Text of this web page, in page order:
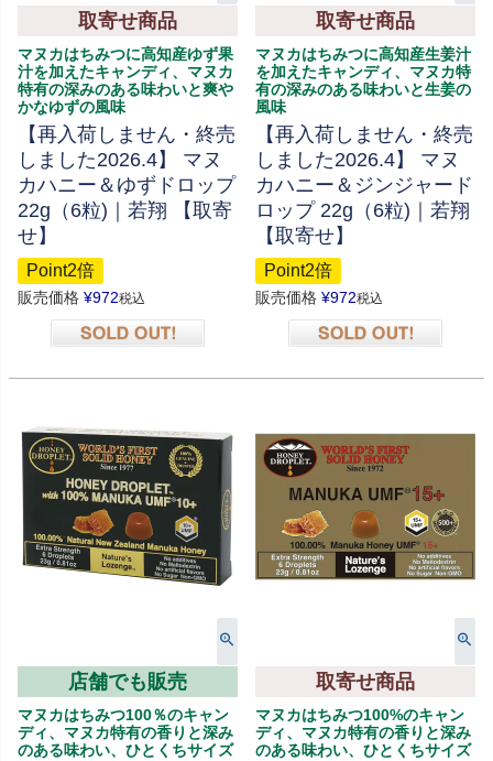
取寄せ商品
マヌカはちみつに高知産ゆず果
汁を加えたキャンディ、マヌカ
特有の深みのある味わいと爽や
かなゆずの風味
【再入荷しません・終売
しました2026.4】 マヌ
カハニー＆ゆずドロップ
22g（6粒)｜若翔 【取寄
せ】
Point2倍
販売価格 ¥972税込
取寄せ商品
マヌカはちみつに高知産生姜汁
を加えたキャンディ、マヌカ特
有の深みのある味わいと生姜の
風味
【再入荷しません・終売
しました2026.4】 マヌ
カハニー＆ジンジャード
ロップ 22g（6粒)｜若翔
【取寄せ】
Point2倍
販売価格 ¥972税込
店舗でも販売
マヌカはちみつ100％のキャン
ディ、マヌカ特有の香りと深み
のある味わい、ひとくちサイズ
取寄せ商品
マヌカはちみつ100%のキャン
ディ、マヌカ特有の香りと深み
のある味わい、ひとくちサイズ